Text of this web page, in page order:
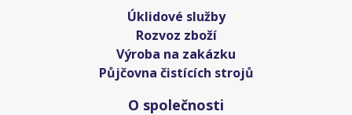
Úklidové služby
Rozvoz zboží
Výroba na zakázku
Půjčovna čistících strojů
O společnosti